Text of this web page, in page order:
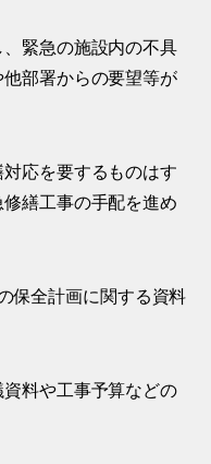
緊急の施設内の不具
部署からの要望等が
応を要するものはす
繕工事の手配を進め
保全計画に関する資料
料や工事予算などの